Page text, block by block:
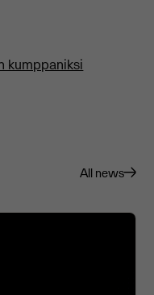
kumppaniksi
All news